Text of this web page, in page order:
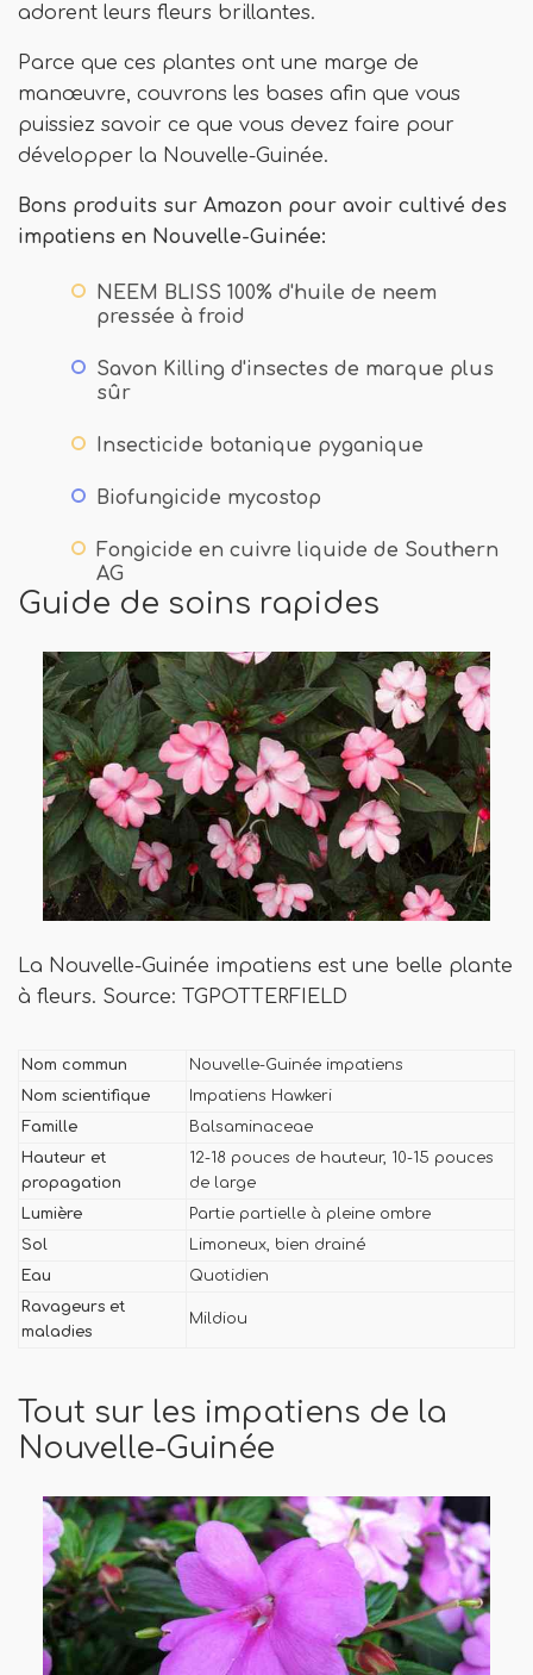
adorent leurs fleurs brillantes.
Parce que ces plantes ont une marge de
manœuvre, couvrons les bases afin que vous
puissiez savoir ce que vous devez faire pour
développer la Nouvelle-Guinée.
Bons produits sur Amazon pour avoir cultivé des
impatiens en Nouvelle-Guinée:
NEEM BLISS 100% d'huile de neem
pressée à froid
Savon Killing d'insectes de marque plus
sûr
Insecticide botanique pyganique
Biofungicide mycostop
Fongicide en cuivre liquide de Southern
AG
Guide de soins rapides
La Nouvelle-Guinée impatiens est une belle plante
à fleurs. Source: TGPOTTERFIELD
Nom commun
Nouvelle-Guinée impatiens
Nom scientifique
Impatiens Hawkeri
Famille
Balsaminaceae
Hauteur et
propagation
12-18 pouces de hauteur, 10-15 pouces
de large
Lumière
Partie partielle à pleine ombre
Sol
Limoneux, bien drainé
Eau
Quotidien
Ravageurs et
maladies
Mildiou
Tout sur les impatiens de la
Nouvelle-Guinée